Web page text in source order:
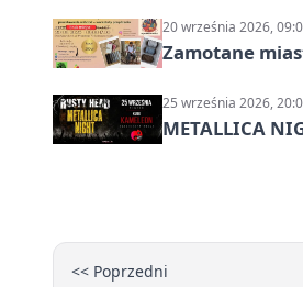
20 września 2026,
Zamotane
25 września 2026,
METALLICA
<< Poprzedni